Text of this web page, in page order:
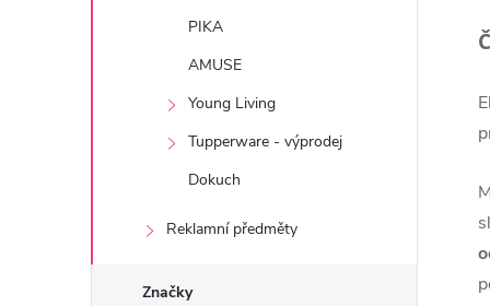
PIKA
AMUSE
Young Living
Tupperware - výprodej
Dokuch
Reklamní předměty
Značky